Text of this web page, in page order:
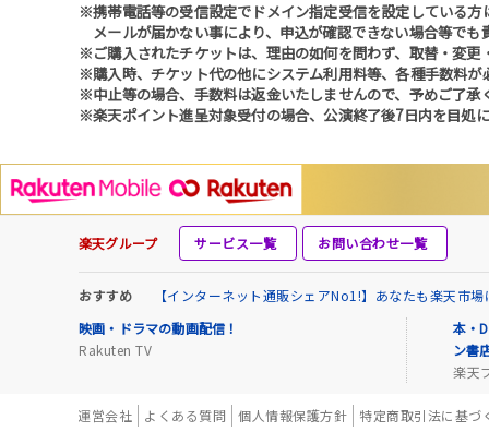
※携帯電話等の受信設定でドメイン指定受信を設定している
メールが届かない事により、申込が確認できない場合等でも
※ご購入されたチケットは、理由の如何を問わず、取替・変更
※購入時、チケット代の他にシステム利用料等、各種手数料が
※中止等の場合、手数料は返金いたしませんので、予めご了承
※楽天ポイント進呈対象受付の場合、公演終了後7日内を目処
楽天グループ サービス一覧 お問い合わせ一覧
おすすめ
【インターネット通販シェアNo1!】あなたも楽天市
映画・ドラマの動画配信！
Rakuten TV
本・
ン書
楽天
運営会社 よくある質問 個人情報保護方針
特定商取引法に基づ